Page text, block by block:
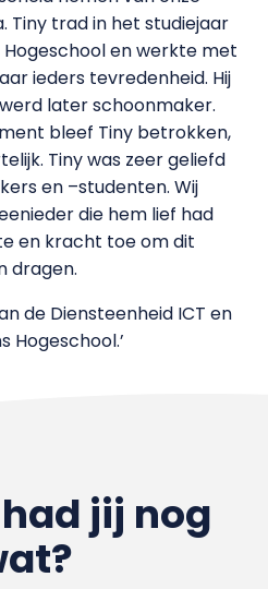
Tiny trad in het studiejaar
Hogeschool en werkte met
ieders tevredenheid. Hij
later schoonmaker.
bleef Tiny betrokken,
Tiny was zeer geliefd
en –studenten. Wij
die hem lief had
en kracht toe om dit
dragen.
de Diensteenheid ICT en
Hogeschool.’
jij nog